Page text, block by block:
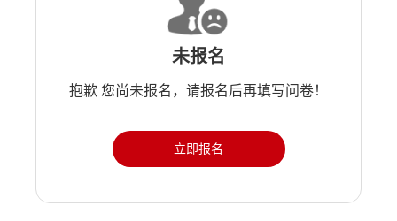
未报名
抱歉 您尚未报名，请报名后再填写问卷！
立即报名